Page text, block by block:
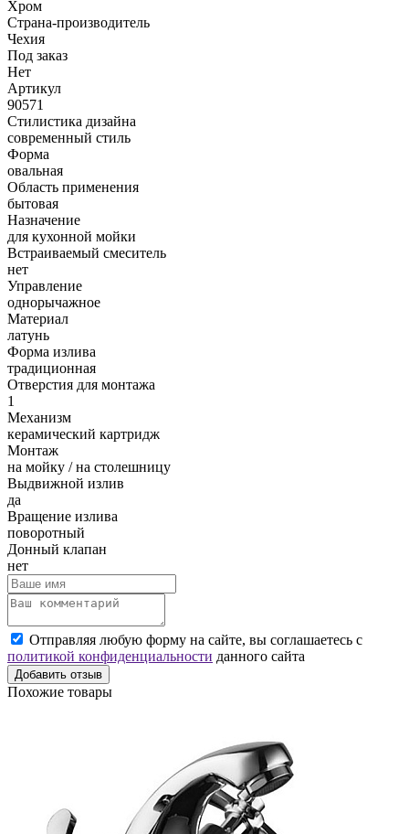
Хром
Страна-производитель
Чехия
Под заказ
Нет
Артикул
90571
Стилистика дизайна
современный стиль
Форма
овальная
Область применения
бытовая
Назначение
для кухонной мойки
Встраиваемый смеситель
нет
Управление
однорычажное
Материал
латунь
Форма излива
традиционная
Отверстия для монтажа
1
Механизм
керамический картридж
Монтаж
на мойку / на столешницу
Выдвижной излив
да
Вращение излива
поворотный
Донный клапан
нет
Отправляя любую форму на сайте, вы соглашаетесь с
политикой конфиденциальности данного сайта
Добавить отзыв
Похожие товары